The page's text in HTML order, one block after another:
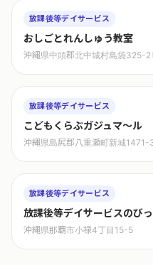
放課後等デイサービス
おしごとれんしゅう教室
沖縄県中頭郡北中城村島袋325-
放課後等デイサービス
こどもくらぶガジュマ〜ル
沖縄県島尻郡八重瀬町新城1471-
放課後等デイサービス
放課後等デイサービスのび
沖縄県那覇市小禄4丁目15-5